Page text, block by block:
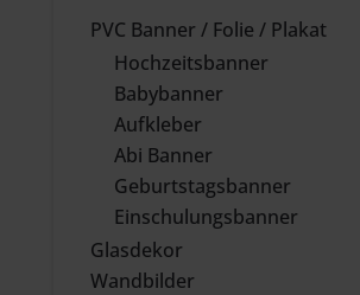
PVC Banner / Folie / Plakat
Hochzeitsbanner
Babybanner
Aufkleber
Abi Banner
Geburtstagsbanner
Einschulungsbanner
Glasdekor
Wandbilder